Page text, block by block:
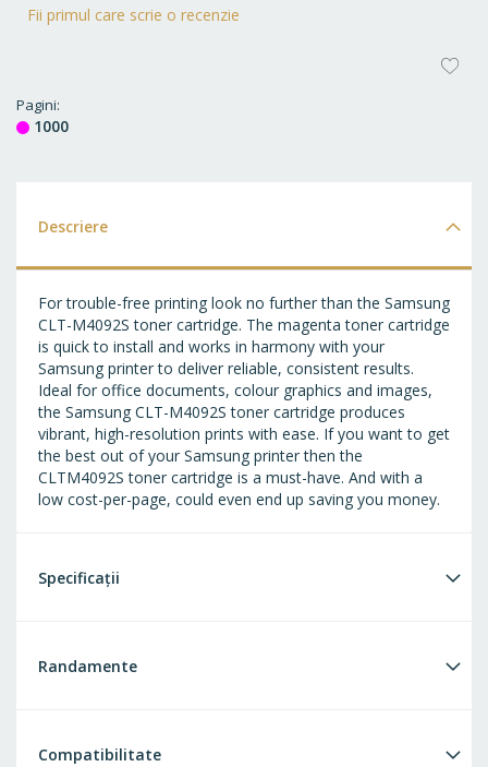
Fii primul care scrie o recenzie
Pagini
1000
Descriere
For trouble-free printing look no further than the Samsung
CLT-M4092S toner cartridge. The magenta toner cartridge
is quick to install and works in harmony with your
Samsung printer to deliver reliable, consistent results.
Ideal for office documents, colour graphics and images,
the Samsung CLT-M4092S toner cartridge produces
vibrant, high-resolution prints with ease. If you want to get
the best out of your Samsung printer then the
CLTM4092S toner cartridge is a must-have. And with a
low cost-per-page, could even end up saving you money.
Specificații
Randamente
Compatibilitate